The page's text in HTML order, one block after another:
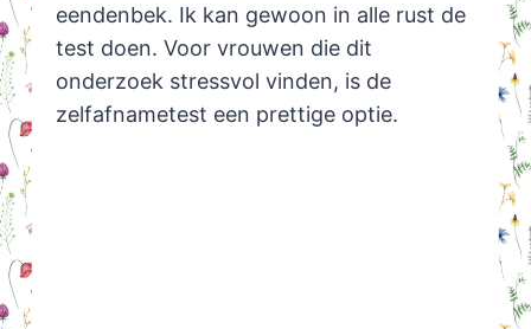
eendenbek. Ik kan gewoon in alle rust de
test doen. Voor vrouwen die dit
onderzoek stressvol vinden, is de
zelfafnametest een prettige optie.